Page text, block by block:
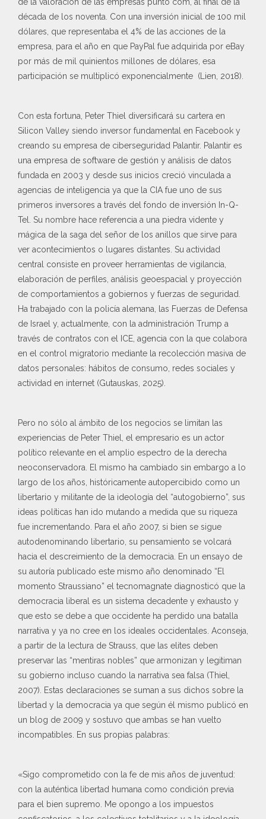
década de los noventa. Con una inversión inicial de 100 mil
dólares, que representaba el 4% de las acciones de la
empresa, para el año en que PayPal fue adquirida por eBay
por más de mil quinientos millones de dólares, esa
participación se multiplicó exponencialmente (Lien, 2018).
Con esta fortuna, Peter Thiel diversificará su cartera en
Silicon Valley siendo inversor fundamental en Facebook y
creando su empresa de ciberseguridad Palantir. Palantir es
una empresa de software de gestión y análisis de datos
fundada en 2003 y desde sus inicios creció vinculada a
agencias de inteligencia ya que la CIA fue uno de sus
primeros inversores a través del fondo de inversión In-Q-
Tel. Su nombre hace referencia a una piedra vidente y
mágica de la saga del señor de los anillos que sirve para
ver acontecimientos o lugares distantes. Su actividad
central consiste en proveer herramientas de vigilancia,
elaboración de perfiles, análisis geoespacial y proyección
de comportamientos a gobiernos y fuerzas de seguridad.
Ha trabajado con la policía alemana, las Fuerzas de Defensa
de Israel y, actualmente, con la administración Trump a
través de contratos con el ICE, agencia con la que colabora
en el control migratorio mediante la recolección masiva de
datos personales: hábitos de consumo, redes sociales y
actividad en internet (Gutauskas, 2025).
Pero no sólo al ámbito de los negocios se limitan las
experiencias de Peter Thiel, el empresario es un actor
político relevante en el amplio espectro de la derecha
neoconservadora. El mismo ha cambiado sin embargo a lo
largo de los años, históricamente autopercibido como un
libertario y militante de la ideología del “autogobierno”, sus
ideas políticas han ido mutando a medida que su riqueza
fue incrementando. Para el año 2007, si bien se sigue
autodenominando libertario, su pensamiento se volcará
hacia el descreimiento de la democracia. En un ensayo de
su autoría publicado este mismo año denominado “El
momento Straussiano” el tecnomagnate diagnosticó que la
democracia liberal es un sistema decadente y exhausto y
que esto se debe a que occidente ha perdido una batalla
narrativa y ya no cree en los ideales occidentales. Aconseja,
a partir de la lectura de Strauss, que las elites deben
preservar las “mentiras nobles” que armonizan y legitiman
su gobierno incluso cuando la narrativa sea falsa (Thiel,
2007). Estas declaraciones se suman a sus dichos sobre la
libertad y la democracia ya que según él mismo publicó en
un blog de 2009 y sostuvo que ambas se han vuelto
incompatibles. En sus propias palabras:
«Sigo comprometido con la fe de mis años de juventud:
con la auténtica libertad humana como condición previa
para el bien supremo. Me opongo a los impuestos